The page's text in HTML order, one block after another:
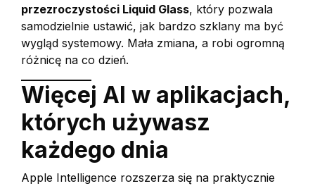
przezroczystości Liquid Glass, który pozwala
samodzielnie ustawić, jak bardzo szklany ma być
wygląd systemowy. Mała zmiana, a robi ogromną
różnicę na co dzień.
Więcej AI w aplikacjach,
których używasz
każdego dnia
Apple Intelligence rozszerza się na praktycznie